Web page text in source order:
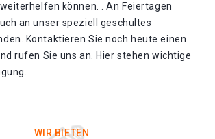
können. . An Feiertagen
an unser speziell geschultes
Kontaktieren Sie noch heute einen
rufen Sie uns an. Hier stehen wichtige
WIR BIETEN